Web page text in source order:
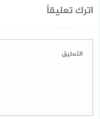
اترك تعليقاً